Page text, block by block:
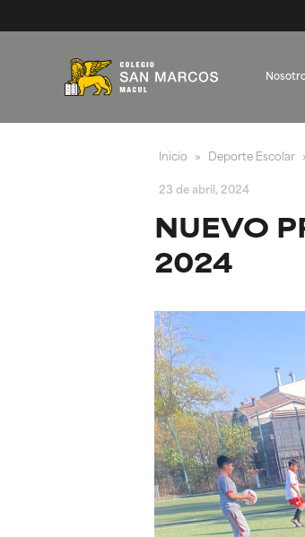
Inicio » Deporte Escolar
23 de abril, 2024
NUEVO
2024